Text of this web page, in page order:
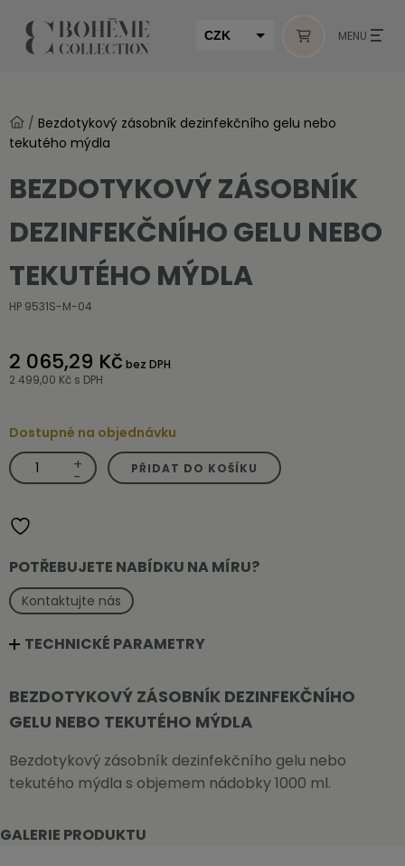
CZK MENU
/ Bezdotykový zásobník dezinfekčního gelu nebo
tekutého mýdla
GALERIE PRODUKTU
BEZDOTYKOVÝ ZÁSOBNÍK
DEZINFEKČNÍHO GELU NEBO
TEKUTÉHO MÝDLA
HP 9531S-M-04
2 065,29 Kč bez DPH
2 499,00 Kč s DPH
Dostupné na objednávku
Bezdotykový
zásobník
dezinfekčního
tekutého
mýdla
množství
+
- PŘIDAT DO KOŠÍKU
POTŘEBUJETE NABÍDKU NA MÍRU?
Kontaktujte nás
TECHNICKÉ PARAMETRY
BEZDOTYKOVÝ ZÁSOBNÍK DEZINFEKČNÍHO
GELU NEBO TEKUTÉHO MÝDLA
Bezdotykový zásobník dezinfekčního gelu nebo
tekutého mýdla s objemem nádobky 1000 ml.